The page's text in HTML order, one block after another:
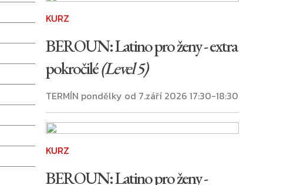
KURZ
BEROUN: Latino pro ženy - extra
pokročilé(Level 5)
TERMÍN pondělky od 7.září 2026 17:30-18:30
KURZ
BEROUN: Latino pro ženy -